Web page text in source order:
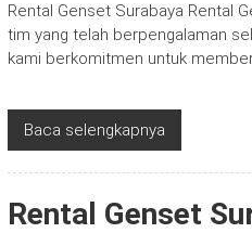
Rental Genset Surabaya Rental
tim yang telah berpengalaman
kami berkomitmen untuk
Baca selengkapnya
Rental Genset